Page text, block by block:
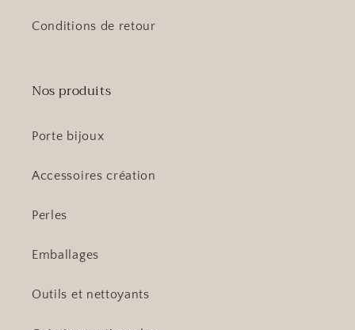
Conditions de retour
Nos produits
Porte bijoux
Accessoires création
Perles
Emballages
Outils et nettoyants